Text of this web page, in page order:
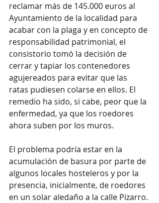
reclamar más de 145.000 euros al
Ayuntamiento de la localidad para
acabar con la plaga y en concepto de
responsabilidad patrimonial, el
consistorio tomó la decisión de
cerrar y tapiar los contenedores
agujereados para evitar que las
ratas pudiesen colarse en ellos. El
remedio ha sido, si cabe, peor que la
enfermedad, ya que los roedores
ahora suben por los muros.
El problema podría estar en la
acumulación de basura por parte de
algunos locales hosteleros y por la
presencia, inicialmente, de roedores
en un solar aledaño a la calle Pizarro.